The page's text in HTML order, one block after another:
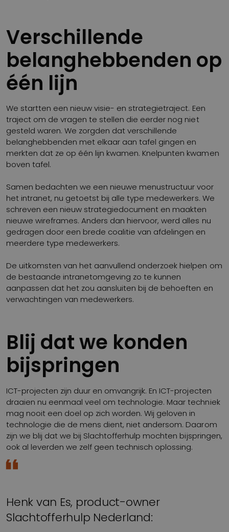
Verschillende
belanghebbenden op
één lijn
We startten een nieuw visie- en strategietraject. Een
traject om de vragen te stellen die eerder nog niet
gesteld waren. We zorgden dat verschillende
belanghebbenden met elkaar aan tafel gingen en
merkten dat ze op één lijn kwamen. Knelpunten kwamen
boven tafel.
Samen bedachten we een nieuwe menustructuur voor
het intranet, nu getoetst bij alle type medewerkers. We
schreven een nieuw strategiedocument en maakten
nieuwe wireframes. Anders dan hiervoor, werd alles nu
gedragen door een brede coalitie van afdelingen en
meerdere type medewerkers.
De uitkomsten van het aanvullend onderzoek hielpen om
de bestaande intranetomgeving zo te kunnen
aanpassen dat het zou aansluiten bij de behoeften en
verwachtingen van medewerkers.
Blij dat we konden
bijspringen
ICT-projecten zijn duur en omvangrijk. En ICT-projecten
draaien nu eenmaal veel om technologie. Maar techniek
mag nooit een doel op zich worden. Wij geloven in
technologie die de mens dient, niet andersom. Daarom
zijn we blij dat we bij Slachtofferhulp mochten bijspringen,
ook al leverden we zelf geen technisch oplossing.
Henk van Es, product-owner
Slachtofferhulp Nederland: